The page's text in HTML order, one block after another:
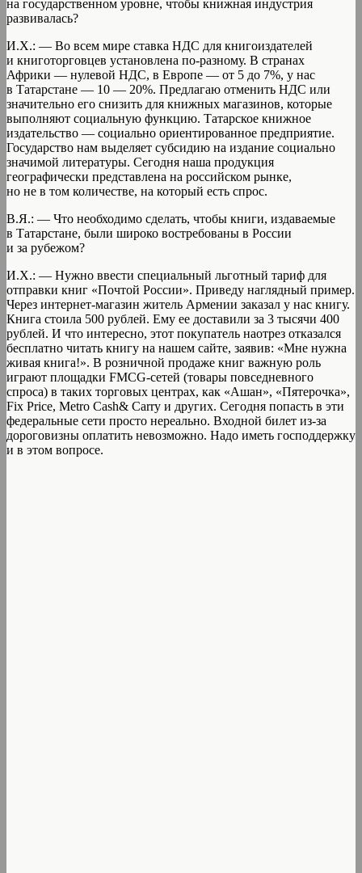
на государственном уровне, чтобы книжная индустрия
развивалась?
И.Х.: — Во всем мире ставка НДС для книгоиздателей
и книготорговцев установлена по-разному. В странах
Африки — нулевой НДС, в Европе — от 5 до 7%, у нас
в Татарстане — 10 — 20%. Предлагаю отменить НДС или
значительно его снизить для книжных магазинов, которые
выполняют социальную функцию. Татарское книжное
издательство — социально ориентированное предприятие.
Государство нам выделяет субсидию на издание социально
значимой литературы. Сегодня наша продукция
географически представлена на российском рынке,
но не в том количестве, на который есть спрос.
В.Я.: — Что необходимо сделать, чтобы книги, издаваемые
в Татарстане, были широко востребованы в России
и за рубежом?
И.Х.: — Нужно ввести специальный льготный тариф для
отправки книг «Почтой России». Приведу наглядный пример.
Через интернет-магазин житель Армении заказал у нас книгу.
Книга стоила 500 рублей. Ему ее доставили за 3 тысячи 400
рублей. И что интересно, этот покупатель наотрез отказался
бесплатно читать книгу на нашем сайте, заявив: «Мне нужна
живая книга!». В розничной продаже книг важную роль
играют площадки FMCG-сетей (товары повседневного
спроса) в таких торговых центрах, как «Ашан», «Пятерочка»,
Fix Price, Metro Cash& Carry и других. Сегодня попасть в эти
федеральные сети просто нереально. Входной билет из-за
дороговизны оплатить невозможно. Надо иметь господдержку
и в этом вопросе.